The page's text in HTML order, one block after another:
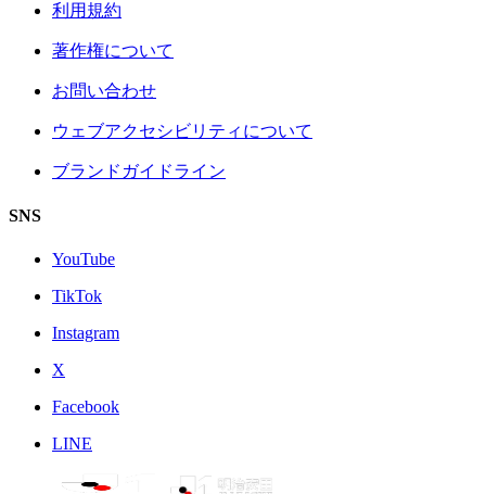
利用規約
著作権について
お問い合わせ
ウェブアクセシビリティについて
ブランドガイドライン
SNS
YouTube
TikTok
Instagram
X
Facebook
LINE